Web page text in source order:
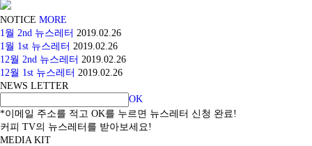
NOTICE MORE
1월 2nd 뉴스레터 2019.02.26
1월 1st 뉴스레터 2019.02.26
12월 2nd 뉴스레터 2019.02.26
12월 1st 뉴스레터 2019.02.26
NEWS LETTER
OK
*이메일 주소를 적고 OK를 누르면 뉴스레터 신청 완료!
커피 TV의 뉴스레터를 받아보세요!
MEDIA KIT